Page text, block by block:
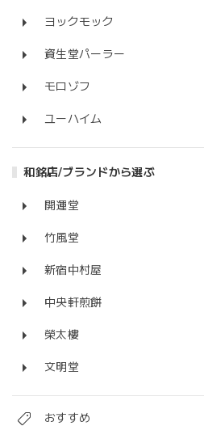
ヨックモック
資生堂パーラー
モロゾフ
ユーハイム
和銘店/ブランドから選ぶ
開運堂
竹風堂
新宿中村屋
中央軒煎餅
榮太樓
文明堂
おすすめ